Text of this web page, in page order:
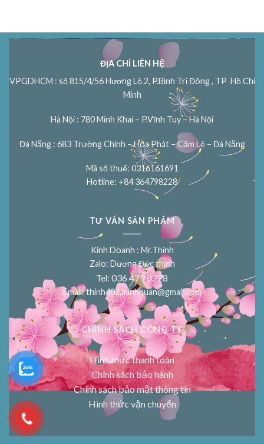
ĐỊA CHỈ LIÊN HỆ
VPGDHCM : số 815/4/56 Hương Lộ 2, P.Bình Trị Đông , TP Hồ Chí
Minh
Hà Nội : 780 Minh Khai – P.Vĩnh Tuy – Hà Nội
Đà Nẵng : 683 Trường Chinh – Hòa Phát – Cẩm Lệ – Đà Nẵng
Mã số thuế: 0316161691
Hotline: +84 364798228
TƯ VẤN SẢN PHẨM
Kinh Doanh : Mr.Thịnh
Zalo: Dương Đức thịnh
Tel: 036 479 8228
Email:thinh402.minhquan@gmail.com
CHÍNH SÁCH CÔNG TY
Hình thức thanh toán
Chính sách bảo hành
Chính sách bảo mật thông tin
Hình thức vận chuyển